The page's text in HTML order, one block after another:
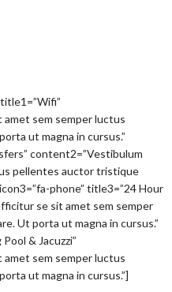
sem semper luctus
ut magna in cursus.”
content2=”Vestibulum
pellentes auctor tristique
phone” title3=”24 Hour
se sit amet sem semper
Ut porta ut magna in cursus.”
& Jacuzzi”
sem semper luctus
ut magna in cursus.”]